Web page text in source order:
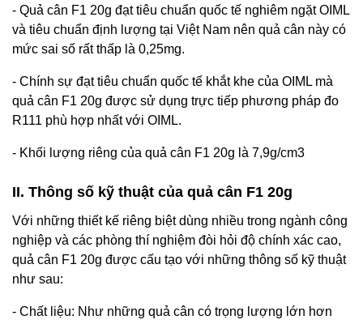
- Quả cân F1 20g đạt tiêu chuẩn quốc tế nghiêm ngặt OIML
và tiêu chuẩn định lượng tại Việt Nam nên quả cân này có
mức sai số rất thấp là 0,25mg.
- Chính sự đạt tiêu chuẩn quốc tế khắt khe của OIML mà
quả cân F1 20g được sử dụng trực tiếp phương pháp đo
R111 phù hợp nhất với OIML.
- Khối lượng riêng của quả cân F1 20g là 7,9g/cm3
II. Thông số kỹ thuật của quả cân F1 20g
Với những thiết kế riêng biệt dùng nhiều trong ngành công
nghiệp và các phòng thí nghiệm đòi hỏi độ chính xác cao,
quả cân F1 20g được cấu tạo với những thông số kỹ thuật
như sau:
- Chất liệu: Như những quả cân có trọng lượng lớn hơn